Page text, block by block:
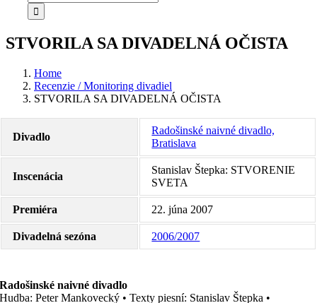
STVORILA SA DIVADELNÁ OČISTA
Home
Recenzie / Monitoring divadiel
STVORILA SA DIVADELNÁ OČISTA
Divadlo
Radošinské naivné divadlo,
Bratislava
Inscenácia
Stanislav Štepka: STVORENIE
SVETA
Premiéra 22. júna 2007
Divadelná sezóna 2006/2007
Radošinské naivné divadlo
Hudba: Peter Mankovecký • Texty piesní: Stanislav Štepka •